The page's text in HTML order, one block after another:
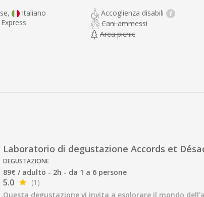
Italiano
Accoglienza disabili i
Cani ammessi
Area picnic
Laboratorio di degustazione Accords et
DEGUSTAZIONE
89€ / adulto - 2h - da 1 a 6 persone
5.0
(1)
Questa degustazione vi invita a esplorare il mondo